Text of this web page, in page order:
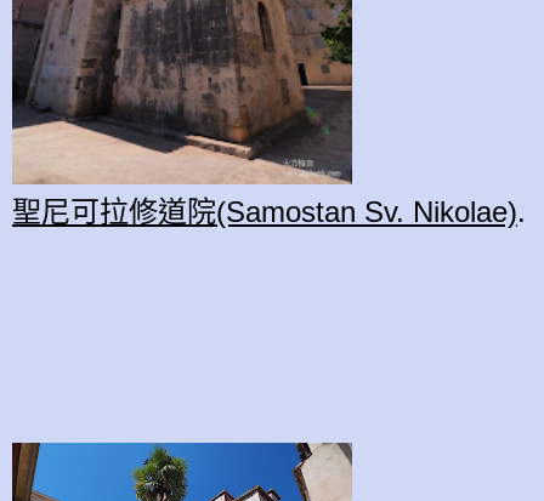
聖尼可拉修道院(Samostan Sv. Nikolae).